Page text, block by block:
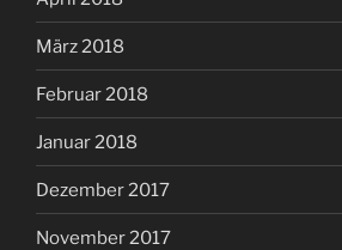
März 2018
Februar 2018
Januar 2018
Dezember 2017
November 2017